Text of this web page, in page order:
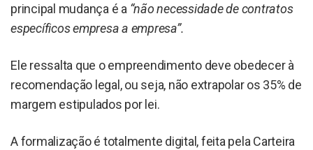
principal mudança é a “não necessidade de contratos
específicos empresa a empresa”.
Ele ressalta que o empreendimento deve obedecer à
recomendação legal, ou seja, não extrapolar os 35% de
margem estipulados por lei.
A formalização é totalmente digital, feita pela Carteira